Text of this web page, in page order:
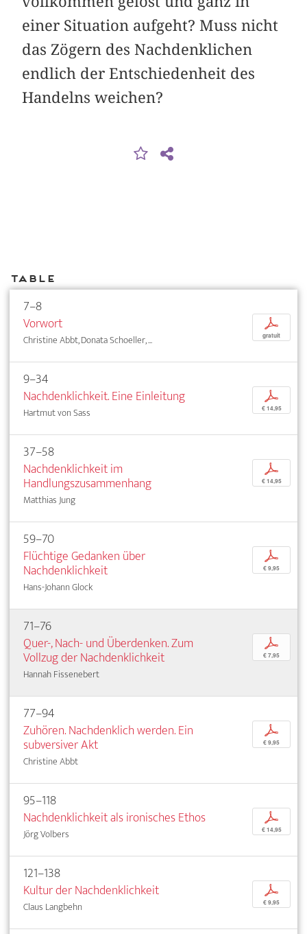
einer Situation aufgeht? Muss nicht
das Zögern des Nachdenklichen
end­lich der Entschiedenheit des
Handelns weichen?
Table
7–8
Vorwort
Christine Abbt, Donata Schoeller, ...
p
gratuit
9–34
Nachdenklichkeit. Eine Einleitung
Hartmut von Sass
p
€ 14,95
37–58
Nachdenklichkeit im
Handlungszusammenhang
Matthias Jung
p
€ 14,95
59–70
Flüchtige Gedanken über
Nachdenklichkeit
Hans-Johann Glock
p
€ 9,95
71–76
Quer-, Nach- und Überdenken. Zum
Vollzug der Nachdenklichkeit
Hannah Fissenebert
p
€ 7,95
77–94
Zuhören. Nachdenklich werden. Ein
subversiver Akt
Christine Abbt
p
€ 9,95
95–118
Nachdenklichkeit als ironisches Ethos
Jörg Volbers
p
€ 14,95
121–138
Kultur der Nachdenklichkeit
Claus Langbehn
p
€ 9,95